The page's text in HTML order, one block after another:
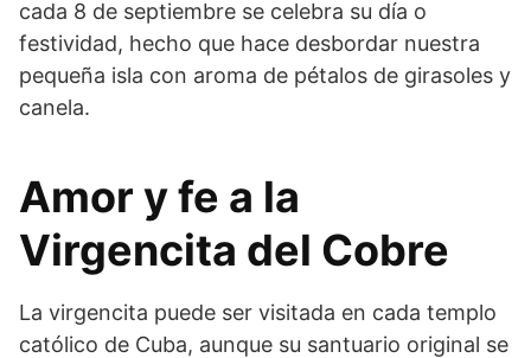
cada 8 de septiembre se celebra su día o
festividad, hecho que hace desbordar nuestra
pequeña isla con aroma de pétalos de girasoles y
canela.
Amor y fe a la
Virgencita del Cobre
La virgencita puede ser visitada en cada templo
católico de Cuba, aunque su santuario original se